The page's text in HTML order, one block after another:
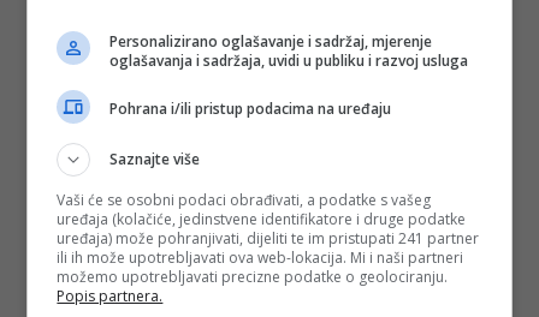
Par je potom naredne godine dobio kćerku Arju, a zatim su
se razveli 2018. godine, nakon čega je glumica ispričala da
je u braku bila žrtva nasilja.
Personalizirano oglašavanje i sadržaj, mjerenje
oglašavanja i sadržaja, uvidi u publiku i razvoj usluga
Pohrana i/ili pristup podacima na uređaju
Saznajte više
Vaši će se osobni podaci obrađivati, a podatke s vašeg
uređaja (kolačiće, jedinstvene identifikatore i druge podatke
uređaja) može pohranjivati, dijeliti te im pristupati 241 partner
ili ih može upotrebljavati ova web-lokacija. Mi i naši partneri
možemo upotrebljavati precizne podatke o geolociranju.
Popis partnera.